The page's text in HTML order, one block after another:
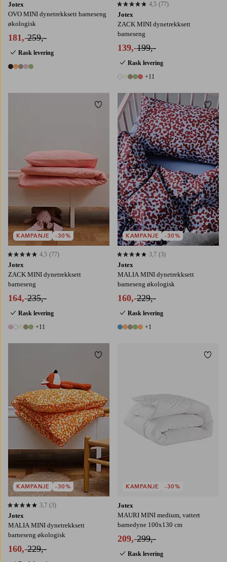
Jotex
OVO MINI dynetrekksett barneseng
økologisk
181,-259,-
Rask levering
5 farger
Jotex
ZACK MINI dynetrekksett
barneseng
139,-199,-
Rask levering
16 farger
+11
4,5 basert på 77 karaktergivninger
4,5 (77)
Jotex
ZACK MINI dynetrekksett
barneseng
164,-235,-
Rask levering
16 farger
+11
4,5 basert på 77 karaktergivninger
4,5 (77)
KAMPANJE -30%
Legg til favoritter
Jotex
MALIA MINI dynetrekksett
barneseng økologisk
160,-229,-
Rask levering
6 farger
+1
3,7 basert på 3 karaktergivninger
3,7 (3)
KAMPANJE -30%
Jotex
MALIA MINI dynetrekksett
barneseng økologisk
160,-229,-
3,7 basert på 3 karaktergivninger
3,7 (3)
KAMPANJE -30%
Legg til favoritter
Jotex
MAURI MINI medium, vattert
barnedyne 100x130 cm
209,-299,-
Rask levering
KAMPANJE -30%